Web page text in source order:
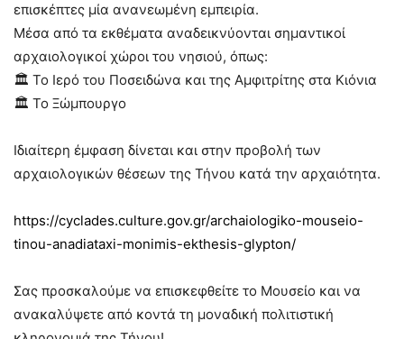
επισκέπτες μία ανανεωμένη εμπειρία.
Μέσα από τα εκθέματα αναδεικνύονται σημαντικοί
αρχαιολογικοί χώροι του νησιού, όπως:
🏛️ Το Ιερό του Ποσειδώνα και της Αμφιτρίτης στα Κιόνια
🏛️ Το Ξώμπουργο
Ιδιαίτερη έμφαση δίνεται και στην προβολή των
αρχαιολογικών θέσεων της Τήνου κατά την αρχαιότητα.
https://cyclades.culture.gov.gr/archaiologiko-mouseio-
tinou-anadiataxi-monimis-ekthesis-glypton/
Σας προσκαλούμε να επισκεφθείτε το Μουσείο και να
ανακαλύψετε από κοντά τη μοναδική πολιτιστική